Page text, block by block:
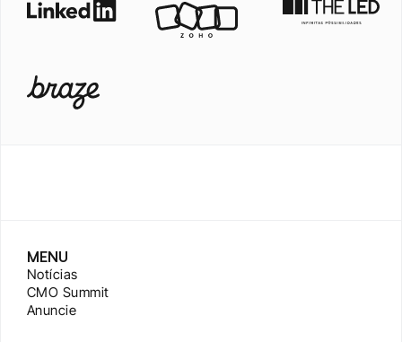
MENU
Notícias
CMO Summit
Anuncie